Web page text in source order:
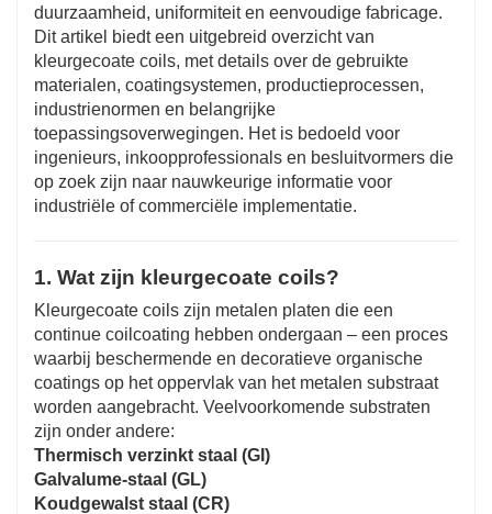
duurzaamheid, uniformiteit en eenvoudige fabricage.
Dit artikel biedt een uitgebreid overzicht van
kleurgecoate coils, met details over de gebruikte
materialen, coatingsystemen, productieprocessen,
industrienormen en belangrijke
toepassingsoverwegingen. Het is bedoeld voor
ingenieurs, inkoopprofessionals en besluitvormers die
op zoek zijn naar nauwkeurige informatie voor
industriële of commerciële implementatie.
1. Wat zijn kleurgecoate coils?
Kleurgecoate coils zijn metalen platen die een
continue coilcoating hebben ondergaan – een proces
waarbij beschermende en decoratieve organische
coatings op het oppervlak van het metalen substraat
worden aangebracht. Veelvoorkomende substraten
zijn onder andere:
Thermisch verzinkt staal (GI)
Galvalume-staal (GL)
Koudgewalst staal (CR)